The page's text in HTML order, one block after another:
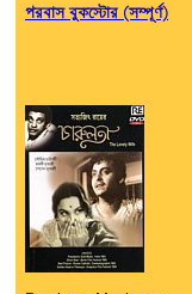
পরবাস বুকস্টোর (সম্পূর্ণ)